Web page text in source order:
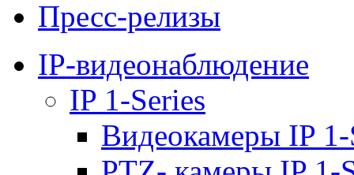
Пресс-релизы
IP-видеонаблюдение
IP 1-Series
Видеокамеры IP 1-